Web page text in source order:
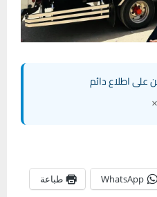
على اطلاع دائم
×
WhatsApp طباعة